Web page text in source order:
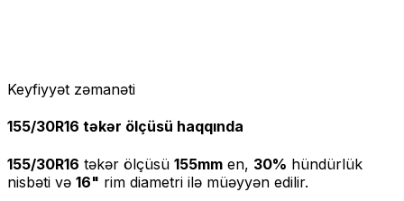
Keyfiyyət zəmanəti
155/30R16 təkər ölçüsü haqqında
155/30R16 təkər ölçüsü 155mm en, 30% hündürlük
nisbəti və 16" rim diametri ilə müəyyən edilir.